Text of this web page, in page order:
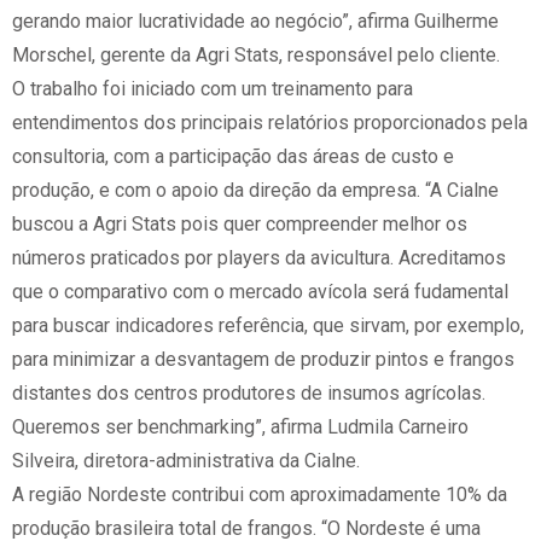
gerando maior lucratividade ao negócio”, afirma Guilherme
Morschel, gerente da Agri Stats, responsável pelo cliente.
O trabalho foi iniciado com um treinamento para
entendimentos dos principais relatórios proporcionados pela
consultoria, com a participação das áreas de custo e
produção, e com o apoio da direção da empresa. “A Cialne
buscou a Agri Stats pois quer compreender melhor os
números praticados por players da avicultura. Acreditamos
que o comparativo com o mercado avícola será fudamental
para buscar indicadores referência, que sirvam, por exemplo,
para minimizar a desvantagem de produzir pintos e frangos
distantes dos centros produtores de insumos agrícolas.
Queremos ser benchmarking”, afirma Ludmila Carneiro
Silveira, diretora-administrativa da Cialne.
A região Nordeste contribui com aproximadamente 10% da
produção brasileira total de frangos. “O Nordeste é uma